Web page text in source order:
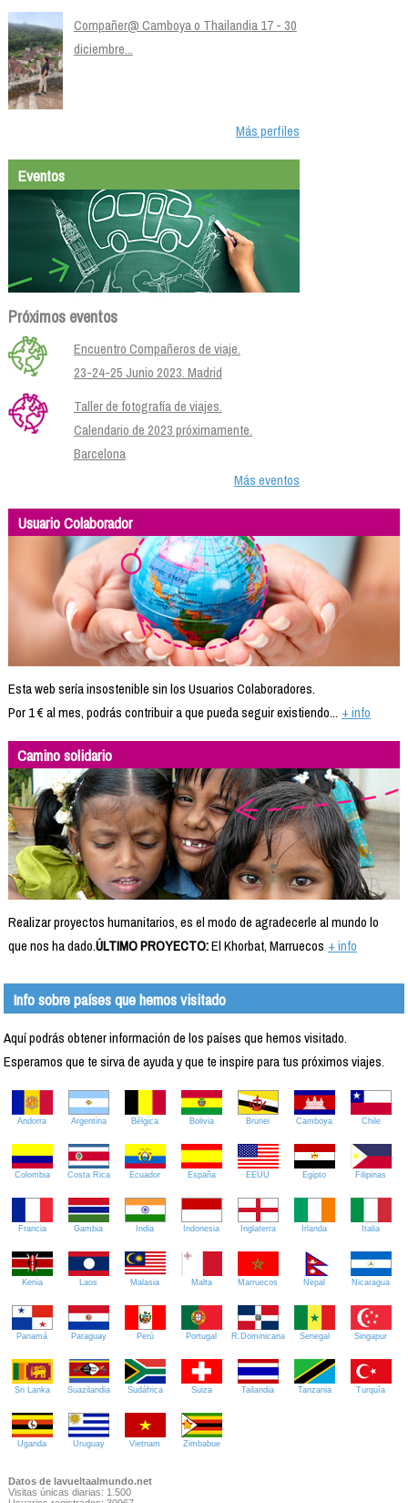
Compañer@ Camboya o Thailandia 17 - 30
diciembre...
Más perfiles
Eventos
Próximos eventos
Encuentro Compañeros de viaje.
23-24-25 Junio 2023. Madrid
Taller de fotografía de viajes.
Calendario de 2023 próximamente.
Barcelona
Más eventos
Usuario Colaborador
Esta web sería insostenible sin los Usuarios Colaboradores.
Por 1 € al mes, podrás contribuir a que pueda seguir existiendo... + info
Camino solidario
Realizar proyectos humanitarios, es el modo de agradecerle al mundo lo
que nos ha dado.ÚLTIMO PROYECTO:El Khorbat, Marruecos + info
Info sobre países que hemos visitado
Aquí podrás obtener información de los países que hemos visitado.
Esperamos que te sirva de ayuda y que te inspire para tus próximos viajes.
Andorra Argentina Bélgica Bolivia Brunei Camboya Chile
Colombia Costa Rica Ecuador España EEUU Egipto Filipinas
Francia Gambia India Indonesia Inglaterra Irlanda Italia
Kenia Laos Malasia Malta Marruecos Nepal Nicaragua
Panamá Paraguay Perú Portugal R.Dominicana Senegal Singapur
Sri Lanka Suazilandia Sudáfrica Suiza Tailandia Tanzania Turquía
Uganda Uruguay Vietnam Zimbabue
Datos de lavueltaalmundo.net
Visitas únicas diarias: 1.500